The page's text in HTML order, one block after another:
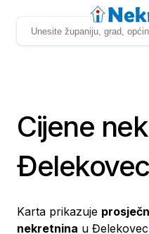
Cijene
Đelekovec
Karta prikazuje
nekretnina u